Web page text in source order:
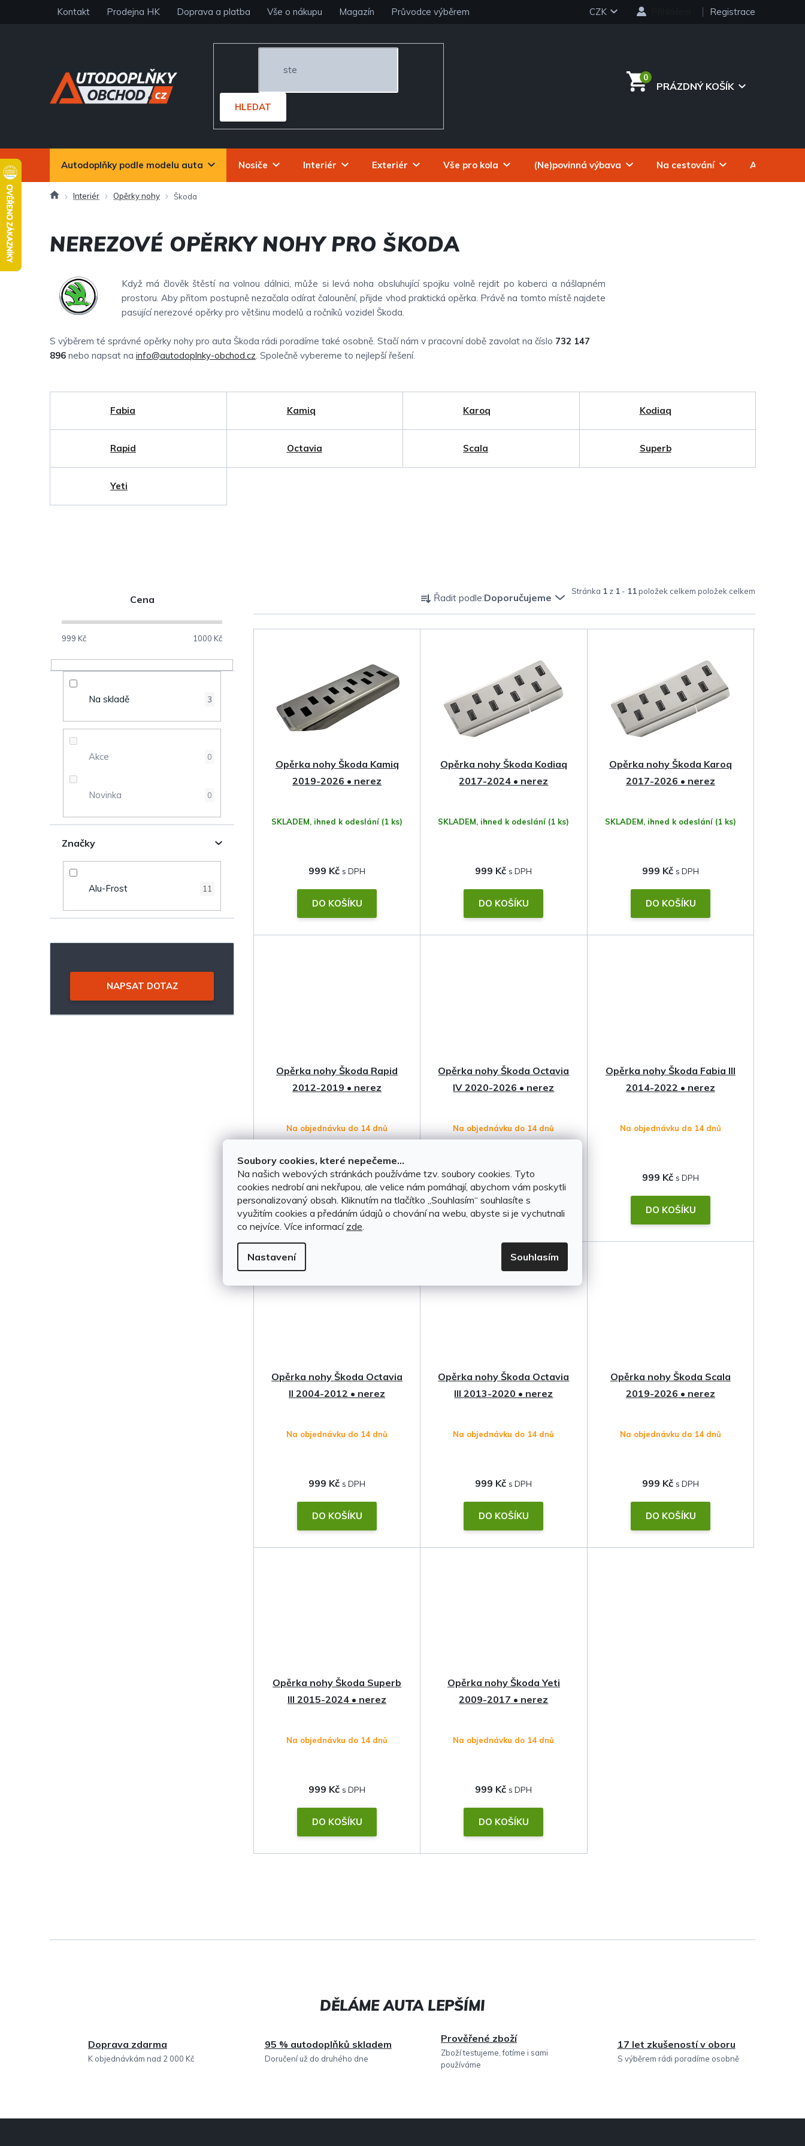
Soubory cookies, které nepečeme...
Na našich webových stránkách používáme tzv. soubory cookies. Tyto
cookies nedrobí ani nekřupou, ale velice nám pomáhají, abychom vám poskytli
personalizovaný obsah. Kliknutím na tlačítko ,,Souhlasím“ souhlasíte s
využitím cookies a předáním údajů o chování na webu, abyste si je vychutnali
co nejvíce. Více informací zde.
Nastavení Souhlasím
Kontakt Prodejna HK Doprava a platba Vše o nákupu Magazín Průvodce výběrem CZK Registrace
HLEDAT
PRÁZDNÝ KOŠÍK
Autodoplňky podle modelu auta Nosiče Interiér Exteriér Vše pro kola (Ne)povinná výbava Na cestování
DomůInteriér Opěrky nohy Škoda
NEREZOVÉ OPĚRKY NOHY PRO ŠKODA
Když má člověk štěstí na volnou dálnici, může si levá noha obsluhující spojku volně rejdit po koberci a nášlapném
prostoru. Aby přitom postupně nezačala odírat čalounění, přijde vhod praktická opěrka. Právě na tomto místě najdete
pasující nerezové opěrky pro většinu modelů a ročníků vozidel Škoda.
S výběrem té správné opěrky nohy pro auta Škoda rádi poradíme také osobně. Stačí nám v pracovní době zavolat na číslo 732 147
896 nebo napsat na info@autodoplnky-obchod.cz. Společně vybereme to nejlepší řešení.
Fabia Kamiq Karoq Kodiaq
Rapid Octavia Scala Superb
Yeti
t
p
l
Cena
999 Kč 1000 Kč
Na skladě 3
Akce 0
Novinka 0
Značky
Alu-Frost 11
NAPSAT DOTAZ
Stránka 1 z 1 - 11položek celkem
Ř
a
ů
Řadit podle:Doporučujeme
t
Opěrka nohy Škoda Kamiq
2019-2026 • nerez
SKLADEM, ihned k odeslání (1 ks)
999 Kč
DO KOŠÍKU
Opěrka nohy Škoda Kodiaq
2017-2024 • nerez
SKLADEM, ihned k odeslání (1 ks)
999 Kč
DO KOŠÍKU
Opěrka nohy Škoda Karoq
2017-2026 • nerez
SKLADEM, ihned k odeslání (1 ks)
999 Kč
DO KOŠÍKU
Opěrka nohy Škoda Rapid
2012-2019 • nerez
Na objednávku do 14 dnů
999 Kč
DO KOŠÍKU
Opěrka nohy Škoda Octavia
IV 2020-2026 • nerez
Na objednávku do 14 dnů
999 Kč
DO KOŠÍKU
Opěrka nohy Škoda Fabia III
2014-2022 • nerez
Na objednávku do 14 dnů
999 Kč
DO KOŠÍKU
Opěrka nohy Škoda Octavia
II 2004-2012 • nerez
Na objednávku do 14 dnů
999 Kč
DO KOŠÍKU
Opěrka nohy Škoda Octavia
III 2013-2020 • nerez
Na objednávku do 14 dnů
999 Kč
DO KOŠÍKU
Opěrka nohy Škoda Scala
2019-2026 • nerez
Na objednávku do 14 dnů
999 Kč
DO KOŠÍKU
Opěrka nohy Škoda Superb
III 2015-2024 • nerez
Na objednávku do 14 dnů
999 Kč
DO KOŠÍKU
Opěrka nohy Škoda Yeti
2009-2017 • nerez
Na objednávku do 14 dnů
999 Kč
DO KOŠÍKU
á
p
k
Doprava zdarma
K objednávkám nad 2 000 Kč
95 % autodoplňků skladem
Doručení už do druhého dne
Prověřené zboží
Zboží testujeme, fotíme i sami
používáme
17 let zkušeností v oboru
S výběrem rádi poradíme osobně